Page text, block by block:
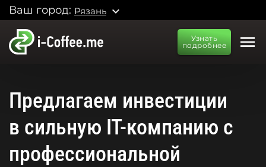
Ваш город: Рязань expand_more
Узнать
подробнее
menu
Предлагаем инвестиции
в сильную IT-компанию с
профессиональной